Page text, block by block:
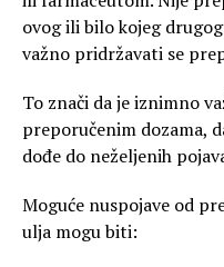
ovog ili bilo kojeg
važno pridržavati se
To znači da je iznimno
preporučenim dozama,
dođe do neželjenih
Moguće nuspojave od
ulja mogu biti: